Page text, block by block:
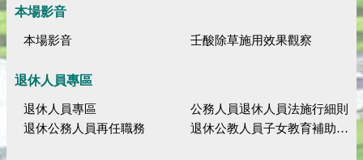
本場影音
本場影音 壬酸除草施用效果觀察
退休人員專區
退休人員專區
公務人員退休人員法施行細則
退休公務人員再任職務
退休公教人員子女教育補助規定